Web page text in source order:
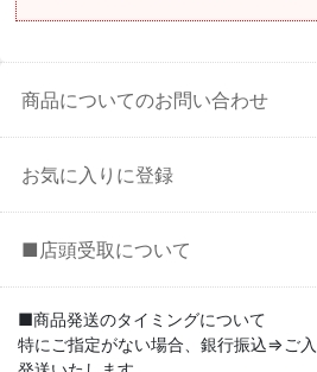
商品についてのお問い合わせ
お気に入りに登録
■店頭受取について
■商品発送のタイミングについて
特にご指定がない場合、銀行振込⇒ご